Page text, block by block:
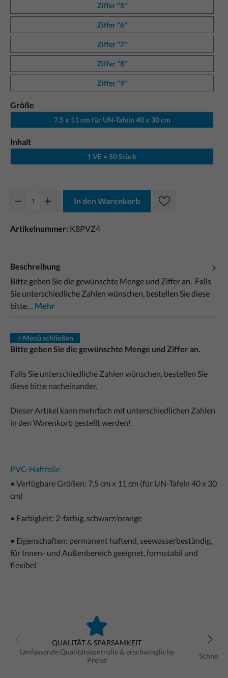
Ziffer "5"
Ziffer "6"
Ziffer "7"
Ziffer "8"
Ziffer "9"
Größe
7,5 x 11 cm für UN-Tafeln 40 x 30 cm
Inhalt
1 VE = 50 Stück
In den Warenkorb
Artikelnummer: K8PVZ4
Beschreibung
Bitte geben Sie die gewünschte Menge und Ziffer an. Falls
Sie unterschiedliche Zahlen wünschen, bestellen Sie diese
bitte… Mehr
Menü schließen
Bitte geben Sie die gewünschte Menge und Ziffer an.
Falls Sie unterschiedliche Zahlen wünschen, bestellen Sie
diese bitte nacheinander.
Dieser Artikel kann mehrfach mit unterschiedlichen Zahlen
in den Warenkorb gestellt werden!
PVC-Haftfolie
• Verfügbare Größen: 7,5 cm x 11 cm (für UN-Tafeln 40 x 30
cm)
• Farbigkeit: 2-farbig, schwarz/orange
• Eigenschaften: permanent haftend, seewasserbeständig,
für Innen- und Außenbereich geeignet, formstabil und
flexibel
QUALITÄT & SPARSAMKEIT
Umfassende Qualitätskontrolle & erschwingliche
Preise
Schnelle